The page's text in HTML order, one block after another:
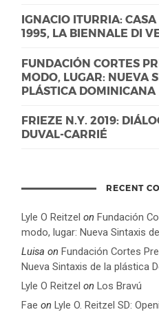
IGNACIO ITURRIA:
1995, LA BIENNALE DI
FUNDACIÓN CORTES
MODO, LUGAR: NUEVA
PLÁSTICA DOMINICANA
FRIEZE N.Y. 2019:
DUVAL-CARRIÉ
RECENT
Lyle O Reitzel onFundación
modo, lugar: Nueva Sintaxis
Luisa onFundación Cortes
Nueva Sintaxis de la plástica
Lyle O Reitzel onLos Bravú
Fae onLyle O. Reitzel SD: